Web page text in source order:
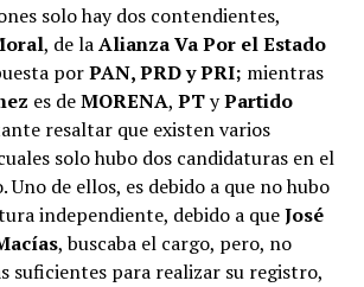
solo hay dos contendientes,
, de laAlianza Va Por el Estado
porPAN, PRD y PRI; mientras
es deMORENA, PTyPartido
resaltar que existen varios
solo hubo dos candidaturas en el
Uno de ellos, es debido a que no hubo
independiente, debido a queJosé
, buscaba el cargo, pero, no
suficientes para realizar su registro,